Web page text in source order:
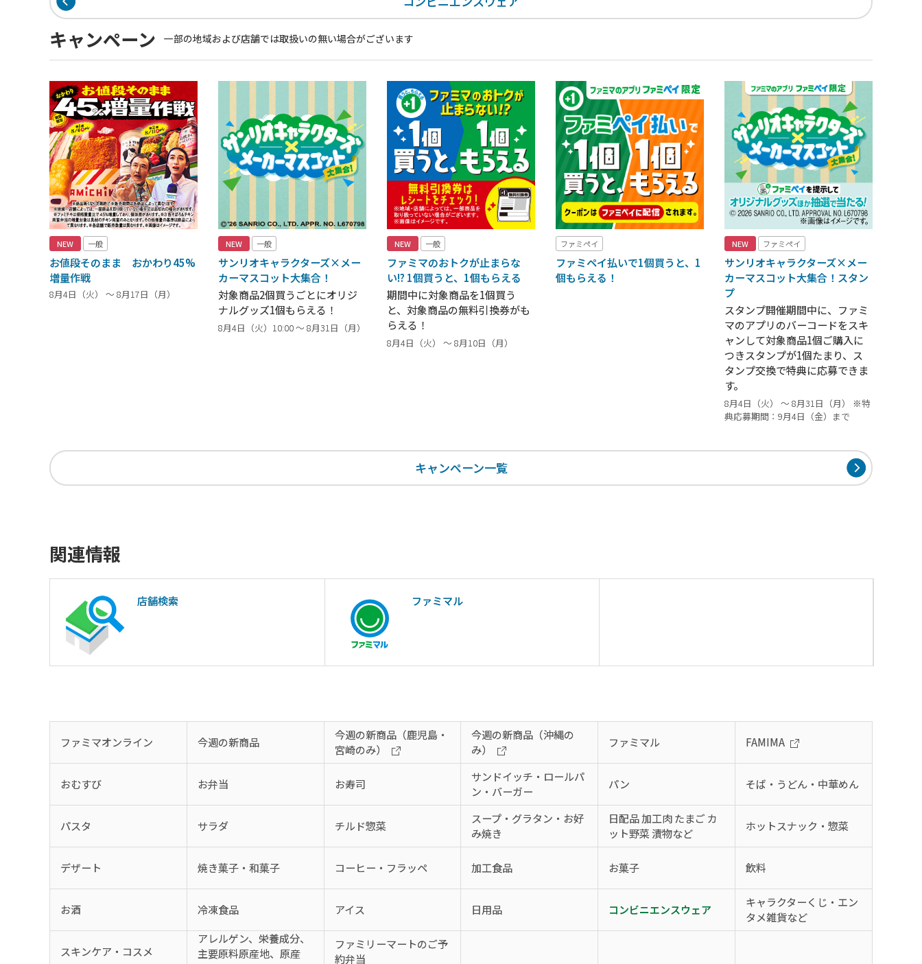
キャンペーン 一部の地域および店舗では取扱いの無い場合がございます
NEW 一般
お値段そのまま おかわり45%
増量作戦
8月4日（火） ～ 8月17日（月）
NEW 一般
サンリオキャラクターズ×メー
カーマスコット大集合！
対象商品2個買うごとにオリジ
ナルグッズ1個もらえる！
8月4日（火）10:00 ～ 8月31日（月）
NEW 一般
ファミマのおトクが止まらな
い!? 1個買うと、1個もらえる
期間中に対象商品を1個買う
と、対象商品の無料引換券がも
らえる！
8月4日（火） ～ 8月10日（月）
ファミペイ
ファミペイ払いで1個買うと、1
個もらえる！
NEW ファミペイ
サンリオキャラクターズ×メー
カーマスコット大集合！スタン
プ
スタンプ開催期間中に、ファミ
マのアプリのバーコードをスキ
ャンして対象商品1個ご購入に
つきスタンプが1個たまり、ス
タンプ交換で特典に応募できま
す。
8月4日（火） ～ 8月31日（月） ※特
典応募期間：9月4日（金）まで
キャンペーン一覧
関連情報
店舗検索 ファミマル
ファミマオンライン 今週の新商品
今週の新商品（鹿児島・
宮崎のみ）
今週の新商品（沖縄の
み）
ファミマル FAMIMA
おむすび お弁当 お寿司
サンドイッチ・ロールパ
ン・バーガー
パン そば・うどん・中華めん
パスタ サラダ チルド惣菜
スープ・グラタン・お好
み焼き
日配品 加工肉 たまご カ
ット野菜 漬物など
ホットスナック・惣菜
デザート 焼き菓子・和菓子 コーヒー・フラッペ 加工食品 お菓子 飲料
お酒 冷凍食品 アイス 日用品 コンビニエンスウェア
キャラクターくじ・エン
タメ雑貨など
スキンケア・コスメ
アレルゲン、栄養成分、
主要原料原産地、原産
ファミリーマートのご予
約弁当